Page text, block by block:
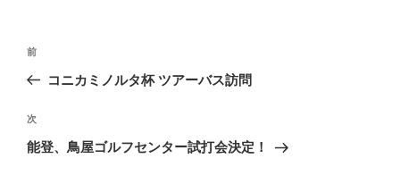
投
ビ
ゲ
前
の
稿
前
コニカミノルタ杯 ツアーバス訪問
次
の
次
能登、鳥屋ゴルフセンター試打会決定！